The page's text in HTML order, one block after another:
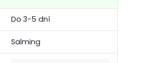
Do 3-5 dní
Salming